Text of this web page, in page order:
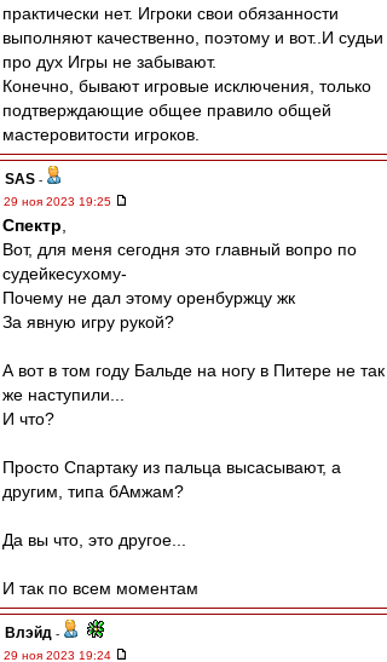
практически нет. Игроки свои обязанности
выполняют качественно, поэтому и вот..И судьи
про дух Игры не забывают.
Конечно, бывают игровые исключения, только
подтверждающие общее правило общей
мастеровитости игроков.
SAS -
29 ноя 2023 19:25
Спектр
Вот, для меня сегодня это главный вопро по
судейкесухому-
Почему не дал этому оренбуржцу жк
За явную игру рукой?
А вот в том году Бальде на ногу в Питере не так
же наступили...
И что?
Просто Спартаку из пальца высасывают, а
другим, типа бАмжам?
Да вы что, это другое...
И так по всем моментам
Влэйд -
29 ноя 2023 19:24